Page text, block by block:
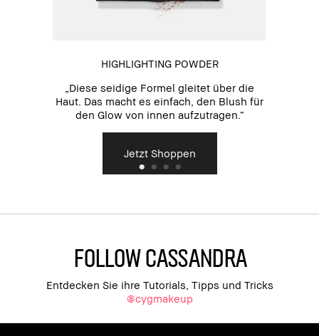
HIGHLIGHTING POWDER
„Diese seidige Formel gleitet über die
Haut. Das macht es einfach, den Blush für
den Glow von innen aufzutragen.“
Jetzt Shoppen
Follow Cassandra
Entdecken Sie ihre Tutorials, Tipps und Tricks
@cygmakeup